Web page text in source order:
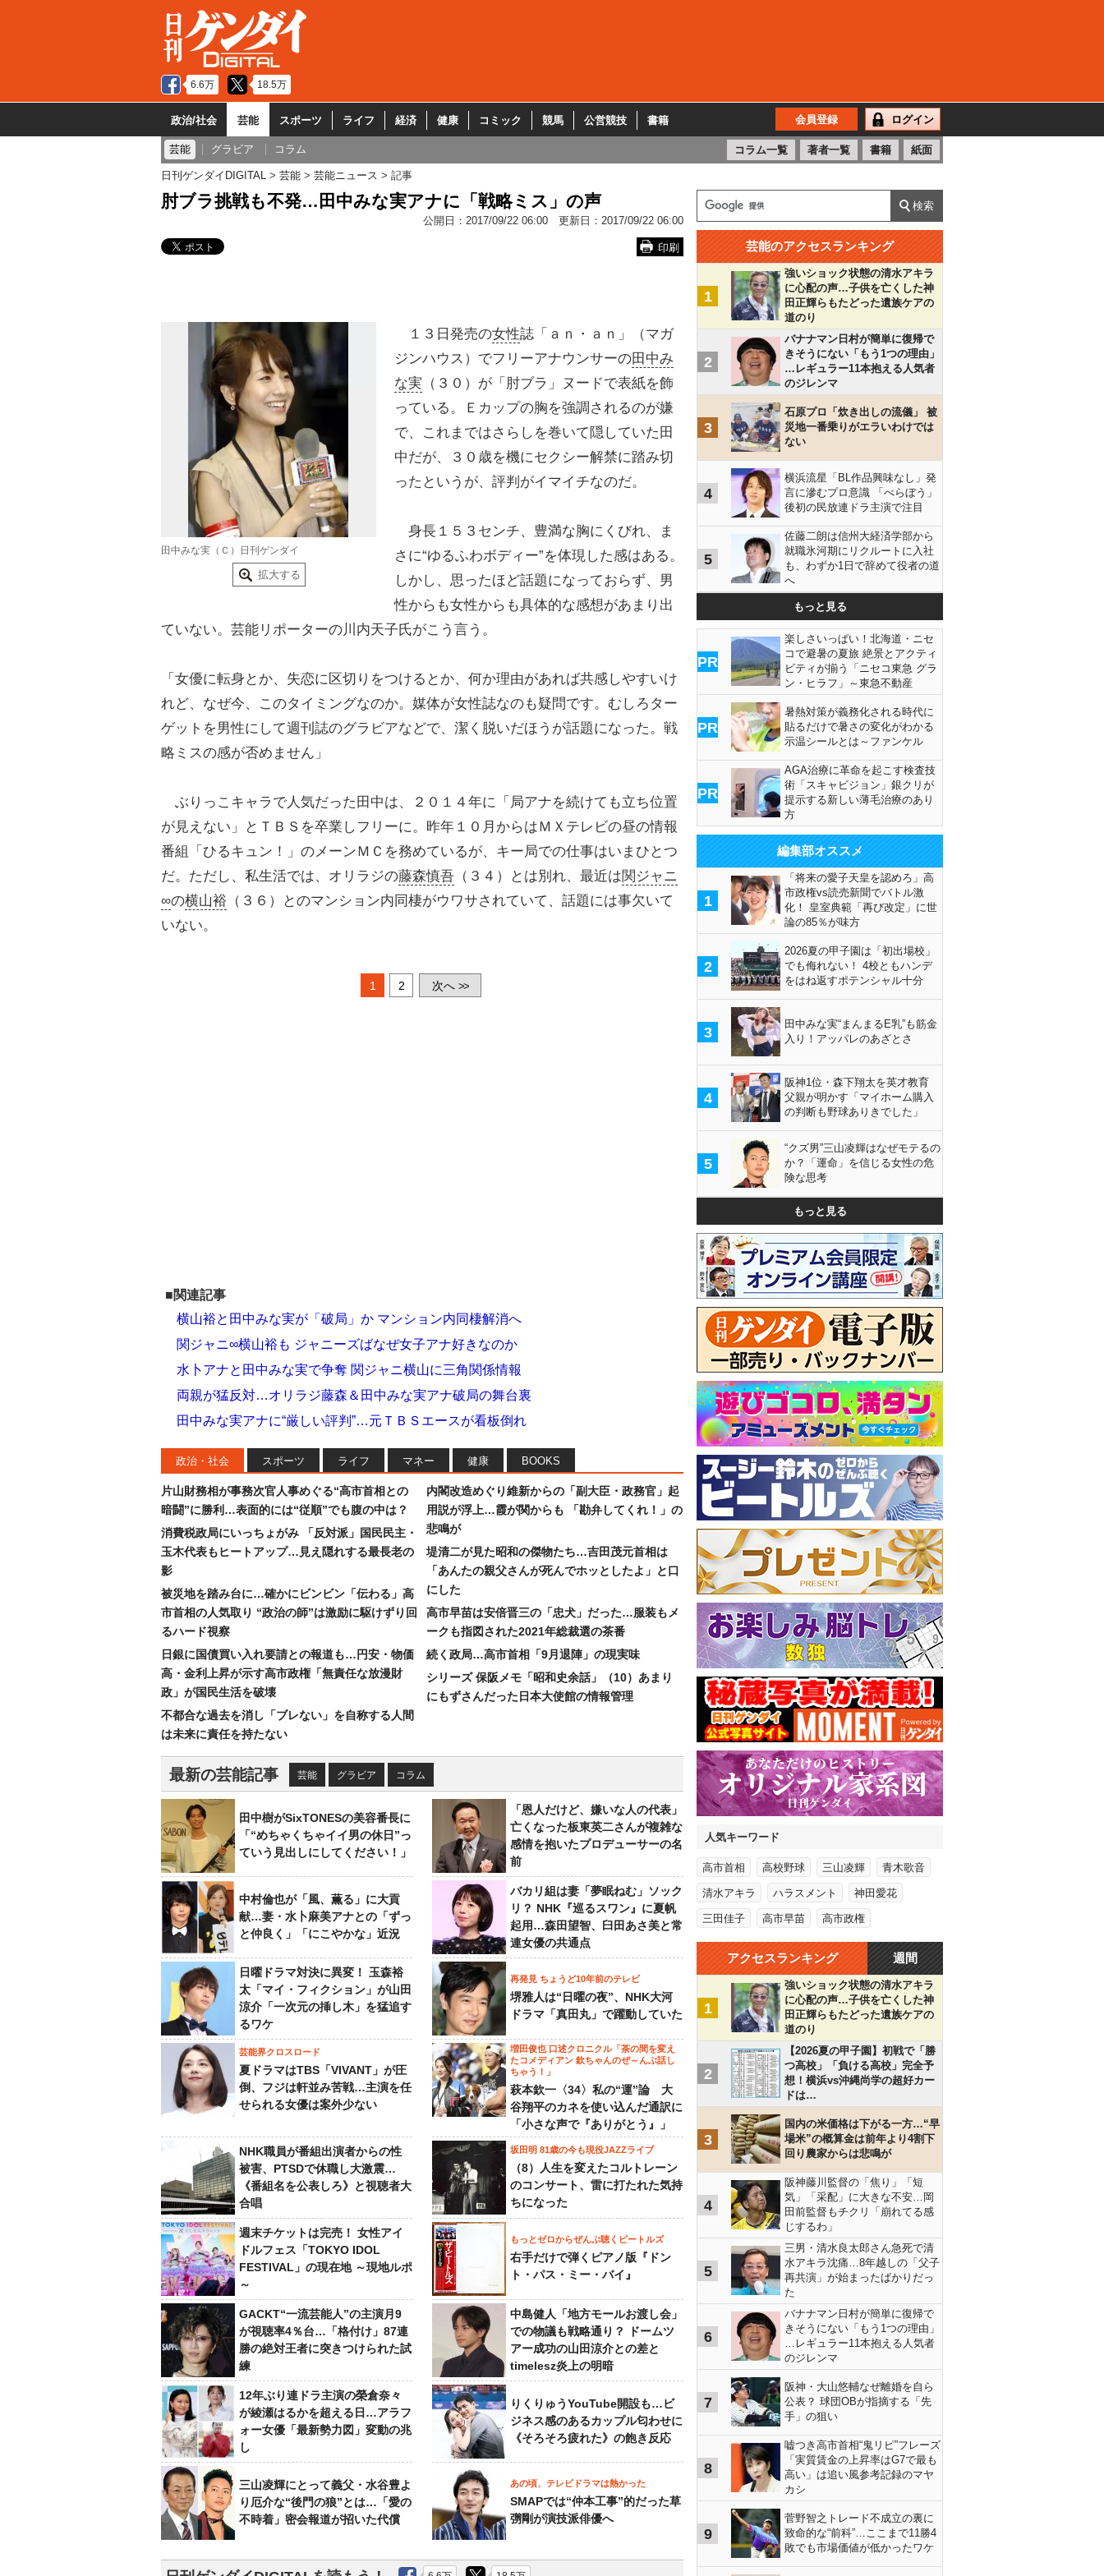
6.6万 18.5万
政治/社会 芸能 スポーツ ライフ 経済 健康 コミック 競馬 公営競技 書籍 会員登録 ログイン
芸能 グラビア コラム コラム一覧 著者一覧 書籍 紙面
日刊ゲンダイDIGITAL 芸能 芸能ニュース 記事
肘ブラ挑戦も不発…田中みな実アナに「戦略ミス」の声
公開日： 2017/09/22 06:00 更新日： 2017/09/22 06:00
印刷
田中みな実（Ｃ）日刊ゲンダイ
拡大する
１３日発売の女性誌「ａｎ・ａｎ」（マガ
ジンハウス）でフリーアナウンサーの田中み
な実 （３０）が「肘ブラ」ヌードで表紙を飾
っている。Ｅカップの胸を強調されるのが嫌
で、これまではさらしを巻いて隠していた田
中だが、３０歳を機にセクシー解禁に踏み切
ったというが、評判がイマイチなのだ。
身長１５３センチ、豊満な胸にくびれ、ま
さに“ゆるふわボディー”を体現した感はある。
しかし、思ったほど話題になっておらず、男
性からも女性からも具体的な感想があまり出
ていない。芸能リポーターの川内天子氏がこう言う。
「女優に転身とか、失恋に区切りをつけるとか、何か理由があれば共感しやすいけ
れど、なぜ今、このタイミングなのか。媒体が女性誌なのも疑問です。むしろター
ゲットを男性にして週刊誌のグラビアなどで、潔く脱いだほうが話題になった。戦
略ミスの感が否めません」
ぶりっこキャラで人気だった田中は、２０１４年に「局アナを続けても立ち位置
が見えない」とＴＢＳを卒業しフリーに。昨年１０月からはＭＸテレビの昼の情報
番組「ひるキュン！」のメーンＭＣを務めているが、キー局での仕事はいまひとつ
だ。ただし、私生活では、オリラジの藤森慎吾 （３４）とは別れ、最近は関ジャニ
∞の横山裕 （３６）とのマンション内同棲がウワサされていて、話題には事欠いて
いない。
1 2 次へ >>
■関連記事
横山裕と田中みな実が「破局」か マンション内同棲解消へ
関ジャニ∞横山裕も ジャニーズばなぜ女子アナ好きなのか
水卜アナと田中みな実で争奪 関ジャニ横山に三角関係情報
両親が猛反対…オリラジ藤森＆田中みな実アナ破局の舞台裏
田中みな実アナに“厳しい評判”…元ＴＢＳエースが看板倒れ
政治・社会 スポーツ ライフ マネー 健康 BOOKS
片山財務相が事務次官人事めぐる“高市首相との
暗闘”に勝利…表面的には“従順”でも腹の中は？
消費税政局にいっちょがみ 「反対派」国民民主・
玉木代表もヒートアップ…見え隠れする最長老の
影
被災地を踏み台に…確かにビンビン「伝わる」高
市首相の人気取り “政治の師”は激励に駆けずり回
るハード視察
日銀に国債買い入れ要請との報道も…円安・物価
高・金利上昇が示す高市政権「無責任な放漫財
政」が国民生活を破壊
不都合な過去を消し「ブレない」を自称する人間
は未来に責任を持たない
内閣改造めぐり維新からの「副大臣・政務官」起
用説が浮上…霞が関からも 「勘弁してくれ！」の
悲鳴が
堤清二が見た昭和の傑物たち…吉田茂元首相は
「あんたの親父さんが死んでホッとしたよ」と口
にした
高市早苗は安倍晋三の「忠犬」だった…服装もメ
ークも指図された2021年総裁選の茶番
続く政局…高市首相「9月退陣」の現実味
シリーズ 保阪メモ「昭和史余話」（10）あまり
にもずさんだった日本大使館の情報管理
最新の芸能記事 芸能 グラビア コラム
田中樹がSixTONESの美容番長に
「“めちゃくちゃイイ男の休日”っ
ていう見出しにしてください！」
「恩人だけど、嫌いな人の代表」
亡くなった板東英二さんが複雑な
感情を抱いたプロデューサーの名
前
中村倫也が「風、薫る」に大貢
献…妻・水卜麻美アナとの「ずっ
と仲良く」「にこやかな」近況
バカリ組は妻「夢眠ねむ」ソック
リ？ NHK『巡るスワン』に夏帆
起用…森田望智、臼田あさ美と常
連女優の共通点
日曜ドラマ対決に異変！ 玉森裕
太「マイ・フィクション」が山田
涼介「一次元の挿し木」を猛追す
るワケ
再発見 ちょうど10年前のテレビ
堺雅人は“日曜の夜”、NHK大河
ドラマ「真田丸」で躍動していた
芸能界クロスロード
夏ドラマはTBS「VIVANT」が圧
倒、フジは軒並み苦戦…主演を任
せられる女優は案外少ない
増田俊也 口述クロニクル「茶の間を変え
たコメディアン 欽ちゃんのぜ～んぶ話し
ちゃう！」
萩本欽一〈34〉私の“運”論 大
谷翔平のカネを使い込んだ通訳に
「小さな声で『ありがとう』」
NHK職員が番組出演者からの性
被害、PTSDで休職し大激震…
《番組名を公表しろ》と視聴者大
合唱
坂田明 81歳の今も現役JAZZライブ
（8）人生を変えたコルトレーン
のコンサート、雷に打たれた気持
ちになった
週末チケットは完売！ 女性アイ
ドルフェス「TOKYO IDOL
FESTIVAL」の現在地 ～現地ルポ
～
もっとゼロからぜんぶ聴くビートルズ
右手だけで弾くピアノ版『ドン
ト・パス・ミー・バイ』
GACKT“一流芸能人”の主演月9
が視聴率4％台…「格付け」87連
勝の絶対王者に突きつけられた試
練
中島健人「地方モールお渡し会」
での物議も戦略通り？ ドームツ
アー成功の山田涼介との差と
timelesz炎上の明暗
12年ぶり連ドラ主演の榮倉奈々
が綾瀬はるかを超える日…アラフ
ォー女優「最新勢力図」変動の兆
し
りくりゅうYouTube開設も…ビ
ジネス感のあるカップル匂わせに
《そろそろ疲れた》の飽き反応
三山凌輝にとって義父・水谷豊よ
り厄介な“後門の狼”とは…「愛の
不時着」密会報道が招いた代償
あの頃、テレビドラマは熱かった
SMAPでは“仲本工事”的だった草
彅剛が演技派俳優へ
芸能のアクセスランキング
1
強いショック状態の清水アキラ
に心配の声…子供を亡くした神
田正輝らもたどった遺族ケアの
道のり
2
バナナマン日村が簡単に復帰で
きそうにない「もう1つの理由」
…レギュラー11本抱える人気者
のジレンマ
3
石原プロ「炊き出しの流儀」 被
災地一番乗りがエラいわけでは
ない
4
横浜流星「BL作品興味なし」発
言に滲むプロ意識 「べらぼう」
後初の民放連ドラ主演で注目
5
佐藤二朗は信州大経済学部から
就職氷河期にリクルートに入社
も、わずか1日で辞めて役者の道
へ
もっと見る
PR
楽しさいっぱい！北海道・ニセ
コで避暑の夏旅 絶景とアクティ
ビティが揃う「ニセコ東急 グラ
ン・ヒラフ」～東急不動産
PR
暑熱対策が義務化される時代に
貼るだけで暑さの変化がわかる
示温シールとは～ファンケル
PR
AGA治療に革命を起こす検査技
術「スキャビジョン」銀クリが
提示する新しい薄毛治療のあり
方
編集部オススメ
1
「将来の愛子天皇を認めろ」高
市政権vs読売新聞でバトル激
化！ 皇室典範「再び改定」に世
論の85％が味方
2
2026夏の甲子園は「初出場校」
でも侮れない！ 4校ともハンデ
をはね返すポテンシャル十分
3
田中みな実“まんまるE乳”も筋金
入り！アッパレのあざとさ
4
阪神1位・森下翔太を英才教育
父親が明かす「マイホーム購入
の判断も野球ありきでした」
5
“クズ男”三山凌輝はなぜモテるの
か？「運命」を信じる女性の危
険な思考
もっと見る
人気キーワード
高市首相 高校野球 三山凌輝 青木歌音
清水アキラ ハラスメント 神田愛花
三田佳子 高市早苗 高市政権
アクセスランキング 週間
1
強いショック状態の清水アキラ
に心配の声…子供を亡くした神
田正輝らもたどった遺族ケアの
道のり
2
【2026夏の甲子園】初戦で「勝
つ高校」「負ける高校」完全予
想！横浜vs沖縄尚学の超好カー
ドは…
3
国内の米価格は下がる一方…“早
場米”の概算金は前年より4割下
回り農家からは悲鳴が
4
阪神藤川監督の「焦り」「短
気」「采配」に大きな不安…岡
田前監督もチクリ「崩れてる感
じするわ」
5
三男・清水良太郎さん急死で清
水アキラ沈痛…8年越しの「父子
再共演」が始まったばかりだっ
た
6
バナナマン日村が簡単に復帰で
きそうにない「もう1つの理由」
…レギュラー11本抱える人気者
のジレンマ
7
阪神・大山悠輔なぜ離婚を自ら
公表？ 球団OBが指摘する「先
手」の狙い
8
嘘つき高市首相“鬼リピ”フレーズ
「実質賃金の上昇率はG7で最も
高い」は追い風参考記録のマヤ
カシ
9
菅野智之トレード不成立の裏に
致命的な“前科”…ここまで11勝4
敗でも市場価値が低かったワケ